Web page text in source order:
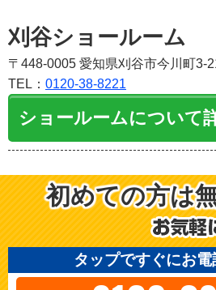
刈谷ショールーム
〒448-0005 愛知県刈谷市今川町3-
TEL： 0120-38-8221
ショールームについて
初めての方は
タップですぐにお